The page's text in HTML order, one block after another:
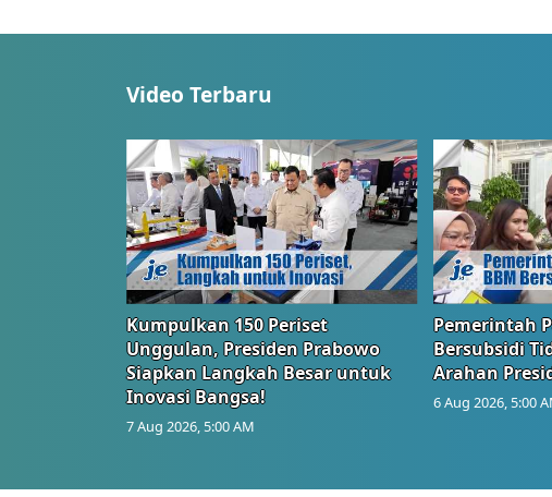
Video Terbaru
Kumpulkan 150 Periset
Unggulan, Presiden Prabowo
Siapkan Langkah Besar untuk
Inovasi Bangsa!
7 Aug 2026, 5:00 AM
Pemerintah
Bersubsidi
Arahan
6 Aug 2026, 5:00